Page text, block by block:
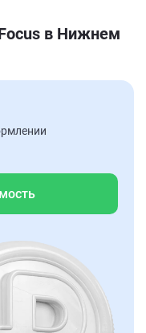
в Нижнем